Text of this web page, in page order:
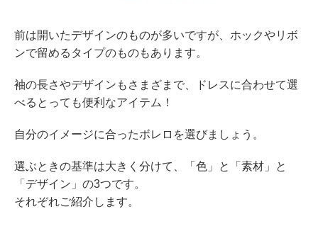
前は開いたデザインのものが多いですが、ホックやリボ
ンで留めるタイプのものもあります。
袖の長さやデザインもさまざまで、ドレスに合わせて選
べるとっても便利なアイテム！
自分のイメージに合ったボレロを選びましょう。
選ぶときの基準は大きく分けて、「色」と「素材」と
「デザイン」の3つです。
それぞれご紹介します。